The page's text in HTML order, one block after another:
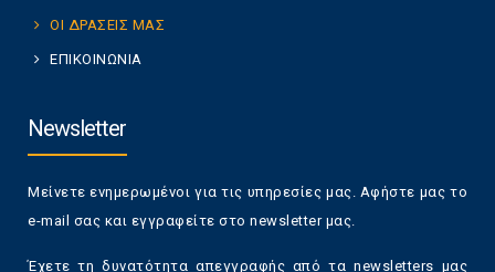
ΟΙ ΔΡΑΣΕΙΣ ΜΑΣ
ΕΠΙΚΟΙΝΩΝΙΑ
Newsletter
Μείνετε ενημερωμένοι για τις υπηρεσίες μας. Αφήστε μας το
e-mail σας και εγγραφείτε στο newsletter μας.
Έχετε τη δυνατότητα απεγγραφής από τα newsletters μας